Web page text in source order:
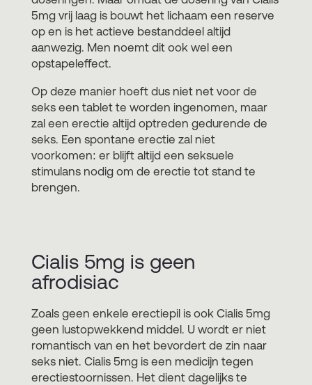
5mg vrij laag is bouwt het lichaam een reserve
op en is het actieve bestanddeel altijd
aanwezig. Men noemt dit ook wel een
opstapeleffect.
Op deze manier hoeft dus niet net voor de
seks een tablet te worden ingenomen, maar
zal een erectie altijd optreden gedurende de
seks. Een spontane erectie zal niet
voorkomen: er blijft altijd een seksuele
stimulans nodig om de erectie tot stand te
brengen.
Cialis 5mg is geen
afrodisiac
Zoals geen enkele erectiepil is ook Cialis 5mg
geen lustopwekkend middel. U wordt er niet
romantisch van en het bevordert de zin naar
seks niet. Cialis 5mg is een medicijn tegen
erectiestoornissen. Het dient dagelijks te